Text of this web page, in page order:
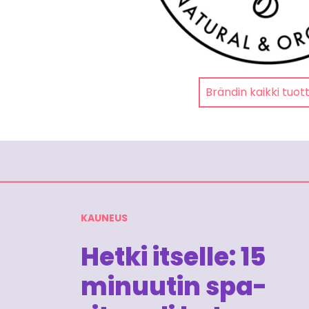
Brändin kaikki
KAUNEUS
Hetki itselle: 15
minuutin spa-